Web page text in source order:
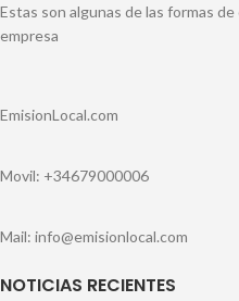
Estas son algunas de las formas
empresa
EmisionLocal.com
Movil: +34679000006
Mail: info@emisionlocal.com
NOTICIAS RECIENTES